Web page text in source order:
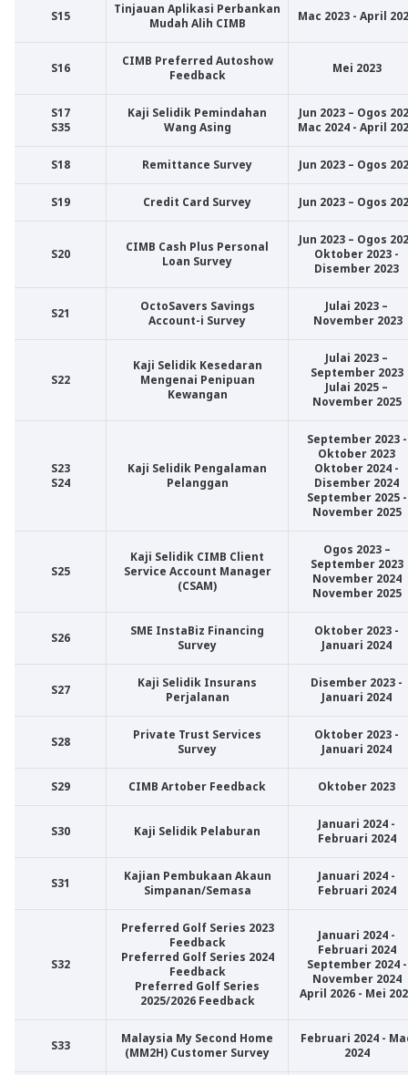
S15
Tinjauan Aplikasi Perbankan
Mudah Alih CIMB
Mac 2023 - April
S16
CIMB Preferred Autoshow
Feedback
Mei 2023
S17
S35
Kaji Selidik Pemindahan
Wang Asing
Jun 2023 – Ogos
Mac 2024 - April
S18 Remittance Survey Jun 2023 – Ogos
S19 Credit Card Survey Jun 2023 – Ogos
S20
CIMB Cash Plus Personal
Loan Survey
Jun 2023 – Ogos
Oktober 2023 -
Disember 2023
S21
OctoSavers Savings
Account-i Survey
Julai 2023 –
November 2023
S22
Kaji Selidik Kesedaran
Mengenai Penipuan
Kewangan
Julai 2023 –
September 2023
Julai 2025 –
November 2025
S23
S24
Kaji Selidik Pengalaman
Pelanggan
September 2023 -
Oktober 2023
Oktober 2024 -
Disember 2024
September 2025 -
November 2025
S25
Kaji Selidik CIMB Client
Service Account Manager
(CSAM)
Ogos 2023 –
September 2023
November 2024
November 2025
S26
SME InstaBiz Financing
Survey
Oktober 2023 -
Januari 2024
S27
Kaji Selidik Insurans
Perjalanan
Disember 2023 -
Januari 2024
S28
Private Trust Services
Survey
Oktober 2023 -
Januari 2024
S29 CIMB Artober Feedback Oktober 2023
S30 Kaji Selidik Pelaburan
Januari 2024 -
Februari 2024
S31
Kajian Pembukaan Akaun
Simpanan/Semasa
Januari 2024 -
Februari 2024
S32
Preferred Golf Series 2023
Feedback
Preferred Golf Series 2024
Feedback
Preferred Golf Series
2025/2026 Feedback
Januari 2024 -
Februari 2024
September 2024 -
November 2024
April 2026 - Mei
S33
Malaysia My Second Home
(MM2H) Customer Survey
Februari 2024 -
2024